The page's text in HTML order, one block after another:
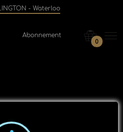
- Waterloo
Abonnement
0